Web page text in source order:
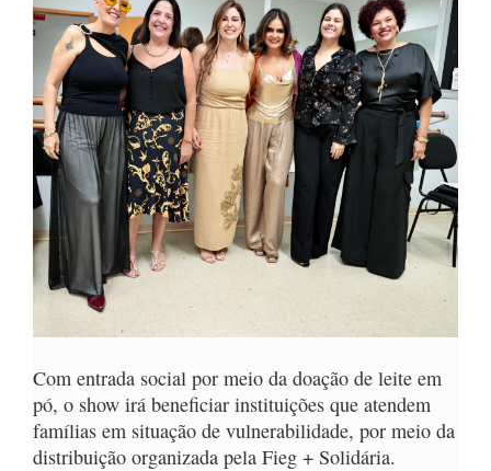
Com entrada social por meio da doação de leite em
pó, o show irá beneficiar instituições que atendem
famílias em situação de vulnerabilidade, por meio da
distribuição organizada pela Fieg + Solidária.